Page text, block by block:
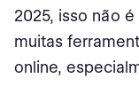
2025, isso não
muitas
online,